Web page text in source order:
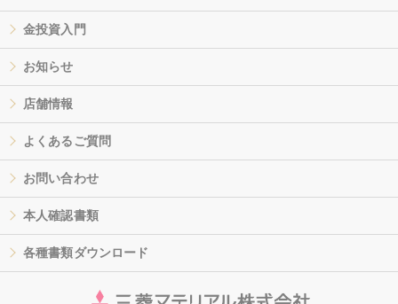
金投資入門
お知らせ
店舗情報
よくあるご質問
お問い合わせ
本人確認書類
各種書類ダウンロード